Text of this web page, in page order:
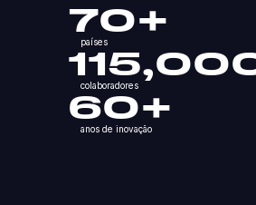
70+
países
colaboradores
60+
anos de inovação